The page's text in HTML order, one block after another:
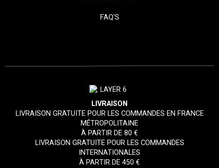
FAQ'S
LIVRAISON
LIVRAISON GRATUITE POUR LES COMMANDES EN FRANCE
MÉTROPOLITAINE
À PARTIR DE 80 €
LIVRAISON GRATUITE POUR LES COMMANDES
INTERNATIONALES
À PARTIR DE 450 €